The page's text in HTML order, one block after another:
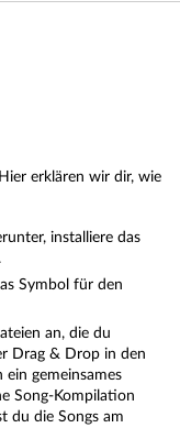
erklären wir dir, wie
installiere das
Symbol für den
an, die du
Drag & Drop in den
gemeinsames
Song-Kompilation
du die Songs am